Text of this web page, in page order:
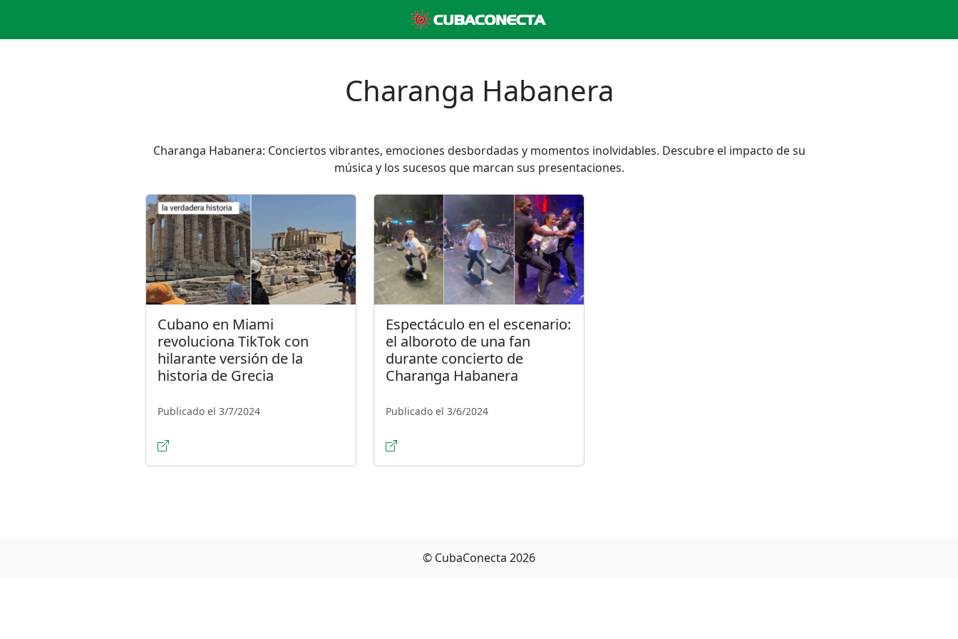
Charanga Habanera
Charanga Habanera: Conciertos vibrantes, emociones desbordadas y momentos inolvidables. Descubre el impacto de su
música y los sucesos que marcan sus presentaciones.
Cubano en Miami
revoluciona TikTok con
hilarante versión de la
historia de Grecia
Publicado el 3/7/2024
Espectáculo en el escenario:
el alboroto de una fan
durante concierto de
Charanga Habanera
Publicado el 3/6/2024
© CubaConecta 2026